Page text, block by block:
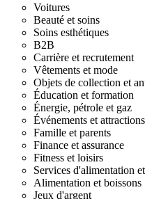
Voitures
Beauté et soins
Soins esthétiques
B2B
Carrière et recrutement
Vêtements et mode
Objets de collection et
Éducation et formation
Énergie, pétrole et gaz
Événements et attractions
Famille et parents
Finance et assurance
Fitness et loisirs
Services d'alimentation
Alimentation et boissons
Jeux d'argent